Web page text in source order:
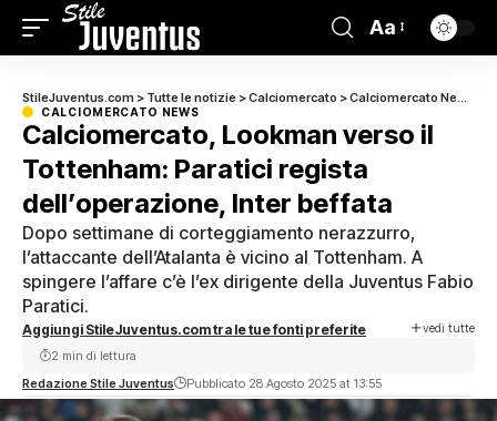
Aa
StileJuventus.com > Tutte le notizie >Calciomercato >Calciomercato News
CALCIOMERCATO NEWS
Calciomercato, Lookman verso il
Tottenham: Paratici regista
dell’operazione, Inter beffata
Dopo settimane di corteggiamento nerazzurro,
l’attaccante dell’Atalanta è vicino al Tottenham. A
spingere l’affare c’è l’ex dirigente della Juventus Fabio
Paratici.
Aggiungi StileJuventus.com tra le tue fonti preferite vedi tutte
Redazione Stile Juventus Pubblicato 28 Agosto 2025 at 13:55
2 min di lettura